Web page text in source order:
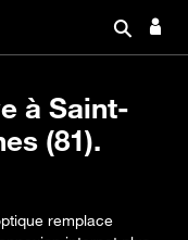
à Saint-
(81).
remplace